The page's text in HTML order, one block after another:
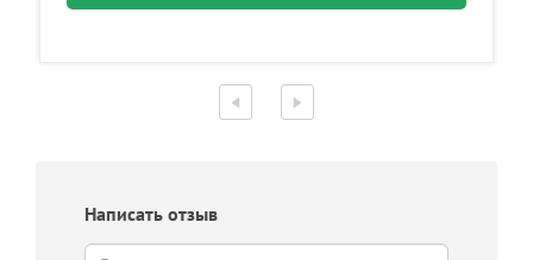
Написать отзыв